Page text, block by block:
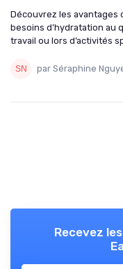
Découvrez les avantages
besoins d’hydratation au
travail ou lors d’activités
par Séraphine
Recevez